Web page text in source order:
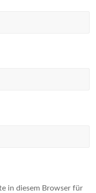
in diesem Browser für